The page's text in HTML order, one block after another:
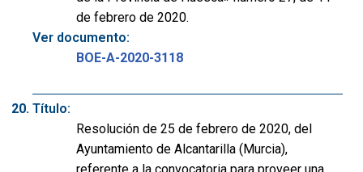
de febrero de 2020.
Ver documento:
BOE-A-2020-3118
Título:
Resolución de 25 de febrero de 2020, del
Ayuntamiento de Alcantarilla (Murcia),